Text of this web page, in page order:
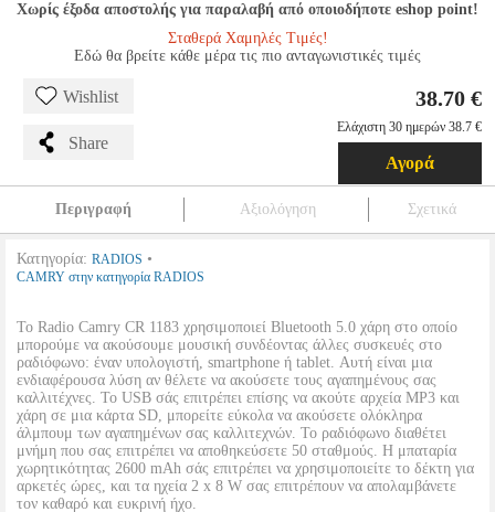
Χωρίς έξοδα αποστολής για παραλαβή από οποιοδήποτε eshop point!
Σταθερά Χαμηλές Τιμές!
Εδώ θα βρείτε κάθε μέρα τις πιο ανταγωνιστικές τιμές
Wishlist
Share
38.70 €
Ελάχιστη 30 ημερών 38.7 €
Αγορά
Περιγραφή Αξιολόγηση Σχετικά
Κατηγορία: RADIOS •
CAMRY στην κατηγορία RADIOS
Το Radio Camry CR 1183 χρησιμοποιεί Bluetooth 5.0 χάρη στο οποίο
μπορούμε να ακούσουμε μουσική συνδέοντας άλλες συσκευές στο
ραδιόφωνο: έναν υπολογιστή, smartphone ή tablet. Αυτή είναι μια
ενδιαφέρουσα λύση αν θέλετε να ακούσετε τους αγαπημένους σας
καλλιτέχνες. Το USB σάς επιτρέπει επίσης να ακούτε αρχεία MP3 και
χάρη σε μια κάρτα SD, μπορείτε εύκολα να ακούσετε ολόκληρα
άλμπουμ των αγαπημένων σας καλλιτεχνών. Το ραδιόφωνο διαθέτει
μνήμη που σας επιτρέπει να αποθηκεύσετε 50 σταθμούς. Η μπαταρία
χωρητικότητας 2600 mAh σάς επιτρέπει να χρησιμοποιείτε το δέκτη για
αρκετές ώρες, και τα ηχεία 2 x 8 W σας επιτρέπουν να απολαμβάνετε
τον καθαρό και ευκρινή ήχο.